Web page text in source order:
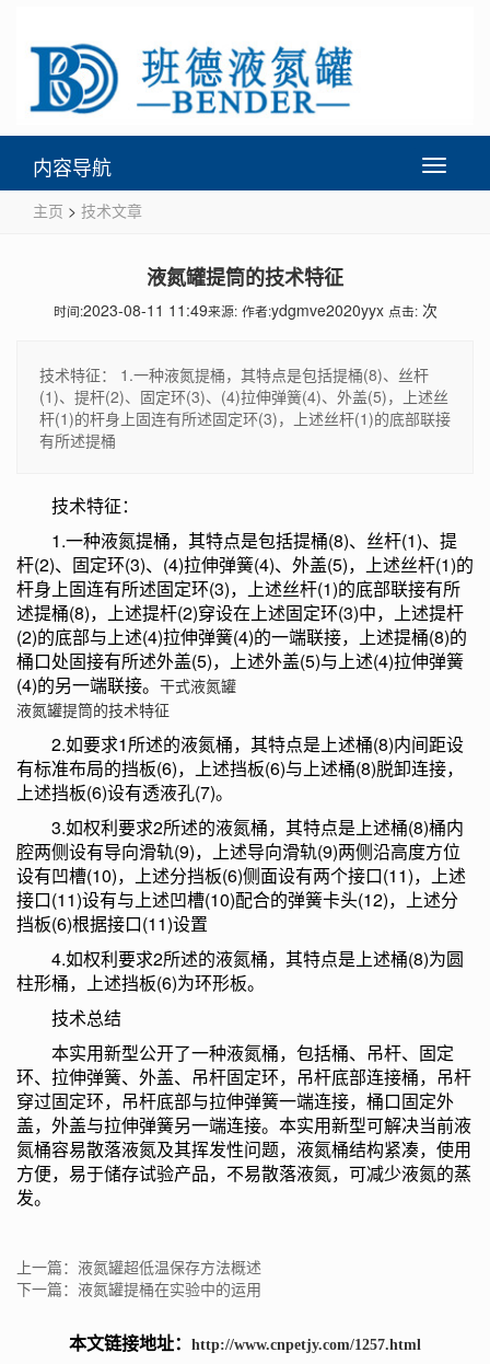
Toggle
内容导航
主页 > 技术文章
液氮罐提筒的技术特征
时间:2023-08-11 11:49来源: 作者:ydgmve2020yyx 点击: 次
技术特征： 1.一种液氮提桶，其特点是包括提桶(8)、丝杆
(1)、提杆(2)、固定环(3)、(4)拉伸弹簧(4)、外盖(5)，上述丝
杆(1)的杆身上固连有所述固定环(3)，上述丝杆(1)的底部联接
有所述提桶
技术特征：
1.一种液氮提桶，其特点是包括提桶(8)、丝杆(1)、提
杆(2)、固定环(3)、(4)拉伸弹簧(4)、外盖(5)，上述丝杆(1)的
杆身上固连有所述固定环(3)，上述丝杆(1)的底部联接有所
述提桶(8)，上述提杆(2)穿设在上述固定环(3)中，上述提杆
(2)的底部与上述(4)拉伸弹簧(4)的一端联接，上述提桶(8)的
桶口处固接有所述外盖(5)，上述外盖(5)与上述(4)拉伸弹簧
(4)的另一端联接。 干式液氮罐
液氮罐提筒的技术特征
2.如要求1所述的液氮桶，其特点是上述桶(8)内间距设
有标准布局的挡板(6)，上述挡板(6)与上述桶(8)脱卸连接，
上述挡板(6)设有透液孔(7)。
3.如权利要求2所述的液氮桶，其特点是上述桶(8)桶内
腔两侧设有导向滑轨(9)，上述导向滑轨(9)两侧沿高度方位
设有凹槽(10)，上述分挡板(6)侧面设有两个接口(11)，上述
接口(11)设有与上述凹槽(10)配合的弹簧卡头(12)，上述分
挡板(6)根据接口(11)设置
4.如权利要求2所述的液氮桶，其特点是上述桶(8)为圆
柱形桶，上述挡板(6)为环形板。
技术总结
本实用新型公开了一种液氮桶，包括桶、吊杆、固定
环、拉伸弹簧、外盖、吊杆固定环，吊杆底部连接桶，吊杆
穿过固定环，吊杆底部与拉伸弹簧一端连接，桶口固定外
盖，外盖与拉伸弹簧另一端连接。本实用新型可解决当前液
氮桶容易散落液氮及其挥发性问题，液氮桶结构紧凑，使用
方便，易于储存试验产品，不易散落液氮，可减少液氮的蒸
发。
上一篇：液氮罐超低温保存方法概述
下一篇：液氮罐提桶在实验中的运用
本文链接地址： http://www.cnpetjy.com/1257.html